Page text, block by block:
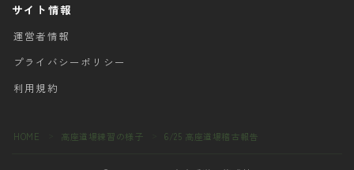
サイト情報
運営者情報
プライバシーポリシー
利用規約
HOME 高座道場練習の様子 6/25 高座道場稽古報告